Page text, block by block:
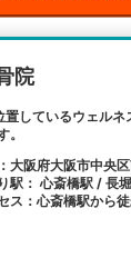
院
しているウェルネ
。
大阪府大阪市中央
駅： 心斎橋駅 / 長
ス：心斎橋駅から